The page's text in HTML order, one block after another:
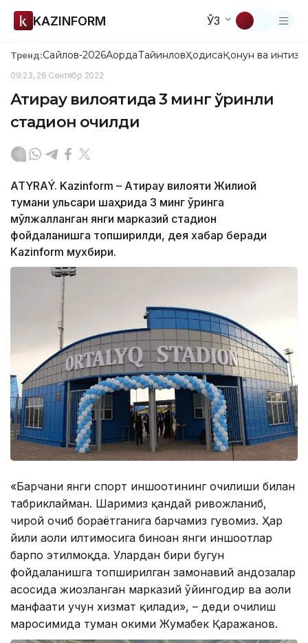
KAZINFORM ЎЗ
Тренд:Сайлов-2026АқордаТайинловҲодисаҚонун ва
09:23, 26 Сентябр 2022
Атирау вилоятида 3 минг ўринли
стадион очилди
ATYRAÝ. Kazinform – Атирау вилояти Жилиой
тумани Қульсари шаҳрида 3 минг ўринга
мўлжалланган янги марказий стадион
фойдаланишга топширилди, дея хабар беради
Kazinform мухбири.
«Барчани янги спорт иншоотининг очилиши билан
табриклайман. Шаҳримиз қандай ривожланиб,
чирой очиб бораётганига барчамиз гувоҳмиз. Ҳар
йили аҳоли илтимосига биноан янги иншоотлар
барпо этилмоқда. Улардан бири бугун
фойдаланишга топширилган замонавий андозалар
асосида жиҳозланган марказий ўйингоҳдир ва аҳоли
манфаати учун хизмат қилади», – деди очилиш
маросимида туман ҳокими Жумабек Қаражанов.